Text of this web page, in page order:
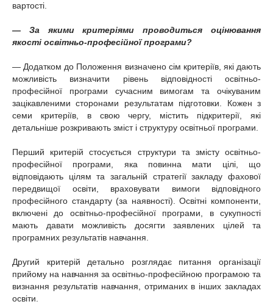
вартості.
— За якими критеріями проводиться оцінювання
якості освітньо-професійної програми?
— Додатком до Положення визначено сім критеріїв, які дають
можливість визначити рівень відповідності освітньо-
професійної програми сучасним вимогам та очікуваним
зацікавленими сторонами результатам підготовки. Кожен з
семи критеріїв, в свою чергу, містить підкритерії, які
детальніше розкривають зміст і структуру освітньої програми.
Перший критерій стосується структури та змісту освітньо-
професійної програми, яка повинна мати цілі, що
відповідають цілям та загальній стратегії закладу фахової
передвищої освіти, враховувати вимоги відповідного
професійного стандарту (за наявності). Освітні компоненти,
включені до освітньо-професійної програми, в сукупності
мають давати можливість досягти заявлених цілей та
програмних результатів навчання.
Другий критерій детально розглядає питання організації
прийому на навчання за освітньо-професійною програмою та
визнання результатів навчання, отриманих в інших закладах
освіти.